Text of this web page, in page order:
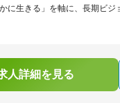
に生きる」を軸に、長期ビジ
人詳細を見る